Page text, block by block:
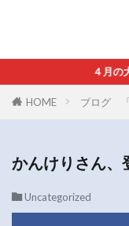
４月の大
HOME ブログ 「
かんけりさん、
Uncategorized